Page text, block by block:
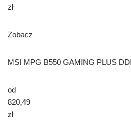
zł
Zobacz
MSI MPG B550 GAMING PLUS
od
820,49
zł